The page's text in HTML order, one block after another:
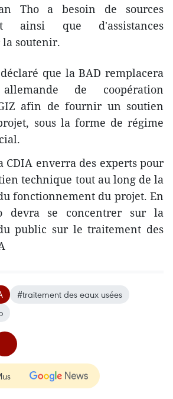
Tho a besoin de sources
ainsi que d'assistances
soutenir.
que la ​BAD remplacera
de coopération
​afin de fournir un soutien
sous la forme de régime
CDIA enverra des experts pour
technique tout au long de la
fonctionnement du projet. En
devra se concentrer sur la
public sur le traitement des
#traitement des eaux usées